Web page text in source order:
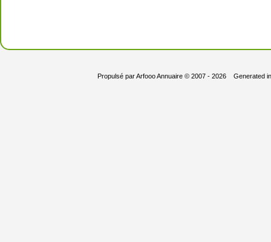
Propulsé parArfooo Annuaire© 2007 - 2026 Generated